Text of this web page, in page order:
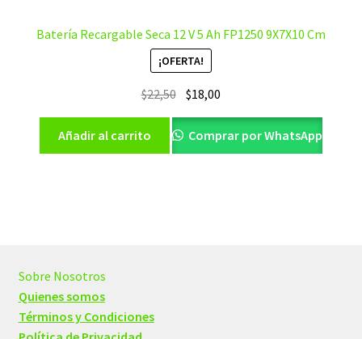
Batería Recargable Seca 12 V 5 Ah FP1250 9X7X10 Cm
¡OFERTA!
$22,50 El
original
era:
$18,00
actual
es:
Añadir al carrito Comprar por WhatsApp
Sobre Nosotros
Quienes somos
Términos y Condiciones